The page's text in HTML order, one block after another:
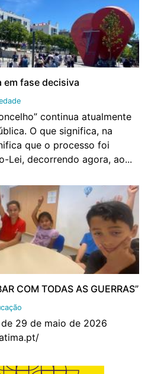
em fase decisiva
continua atualmente
O que significa, na
que o processo foi
Lei, decorrendo agora, ao...
COM TODAS AS GUERRAS”
29 de maio de 2026